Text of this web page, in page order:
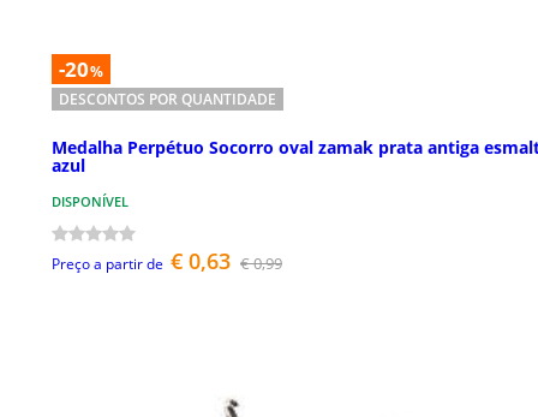
-20%
DESCONTOS POR QUANTIDADE
Medalha Perpétuo Socorro oval zamak prata antiga
azul
DISPONÍVEL
Preço a partir de € 0,63 € 0,99